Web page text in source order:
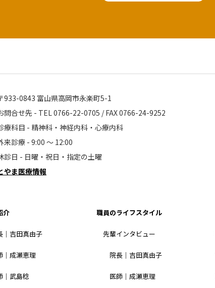
933-0843 富山県高岡市永楽町5-1
問合せ先 - TEL 0766-22-0705 / FAX 0766-24-9252
療科目 - 精神科・神経内科・心療内科
来診療 - 9:00 〜 12:00
診日 - 日曜・祝日・指定の土曜
やま医療情報
介
｜吉田真由子
｜成瀬恵理
｜武島稔
職員のライフスタイル
先輩インタビュー
院長｜吉田真由子
医師｜成瀬恵理